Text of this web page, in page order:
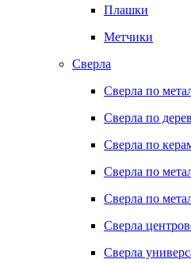
Плашки
Метчики
Сверла
Сверла по
Сверла по
Сверла по
Сверла по
Сверла по
Сверла
Сверла